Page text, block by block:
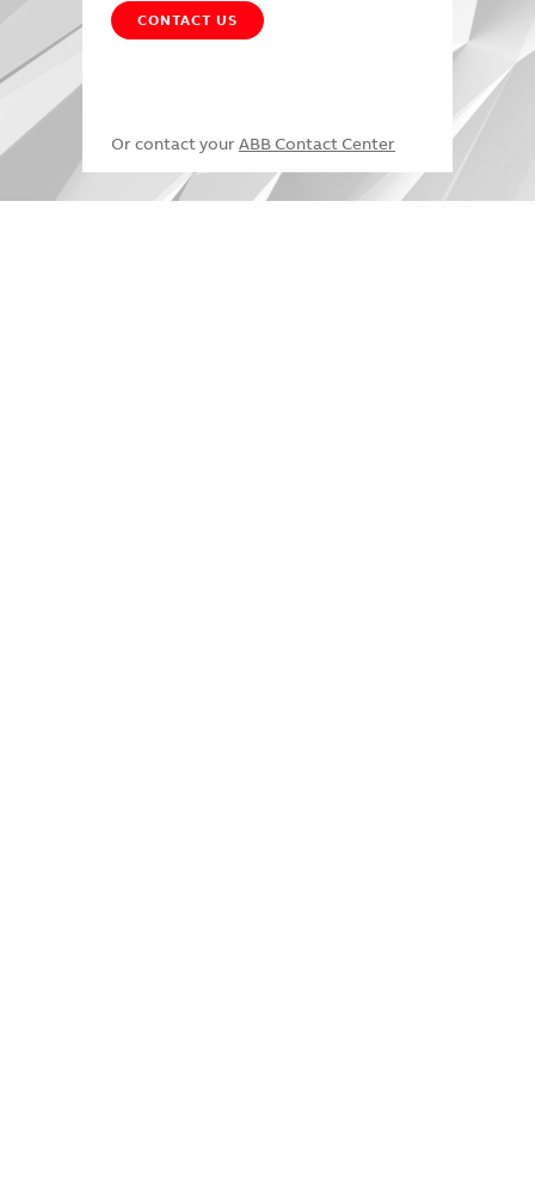
CONTACT US
Or contact your ABB Contact Center